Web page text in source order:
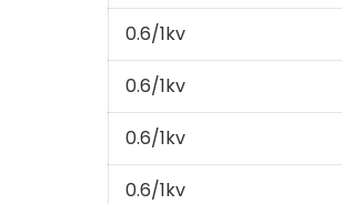
0.6/1kv
0.6/1kv
0.6/1kv
0.6/1kv